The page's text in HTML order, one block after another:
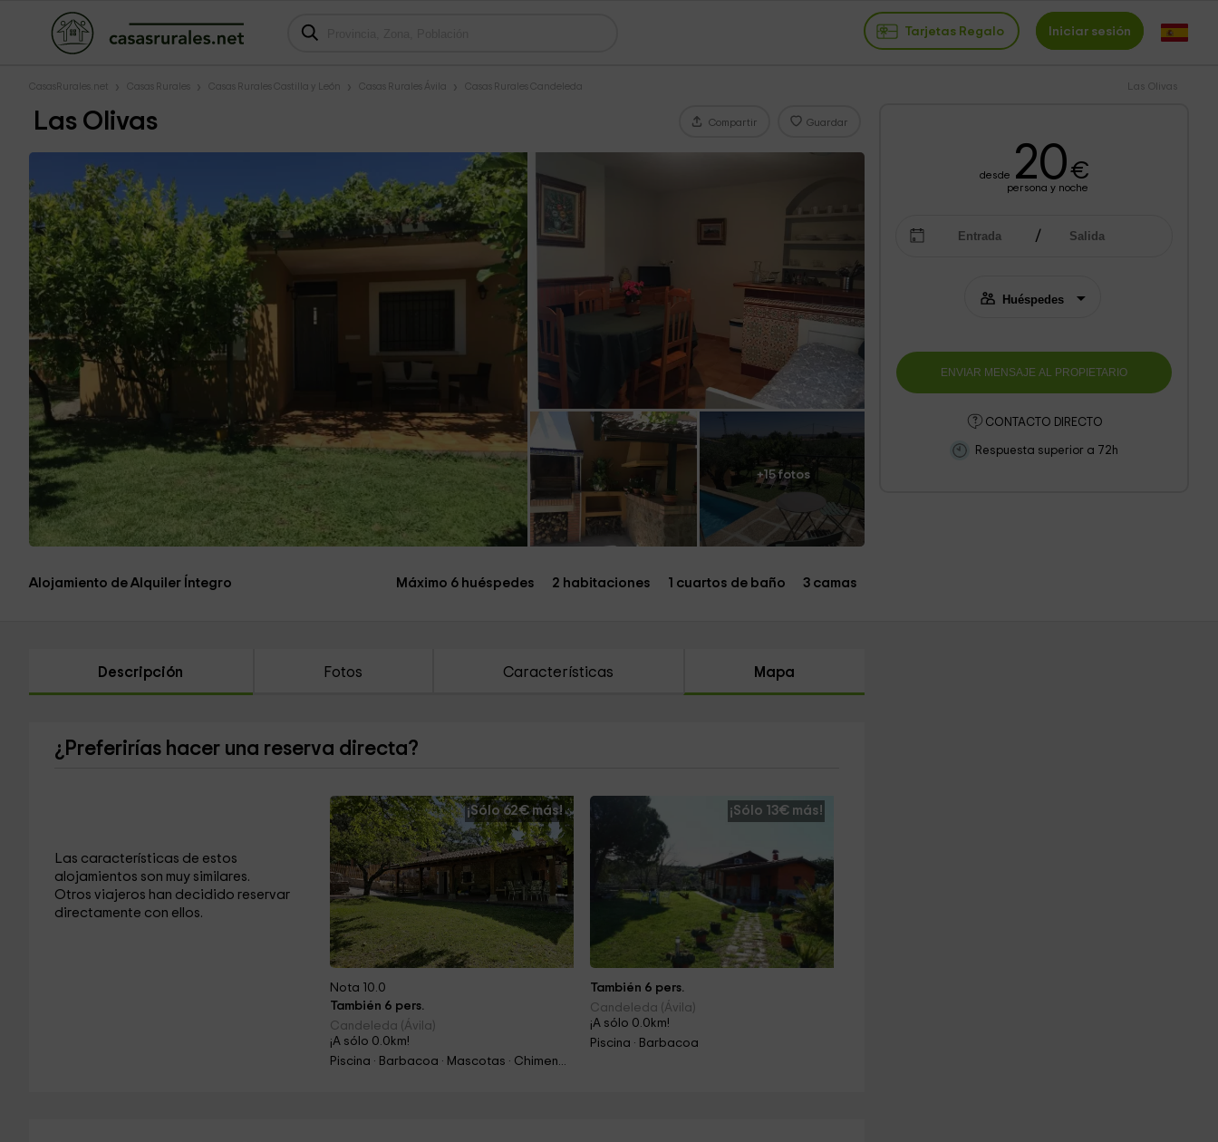
Tarjetas Regalo Iniciar sesión
CasasRurales.net Casas Rurales Casas Rurales Castilla y León Casas Rurales Ávila Casas Rurales Candeleda Las Olivas
Las Olivas Compartir Guardar
+15 fotos
desde 20€
persona y noche
CONTACTO DIRECTO
Respuesta superior a 72h
Alojamiento de Alquiler Íntegro Máximo 6 huéspedes 2 habitaciones 1 cuartos de baño 3 camas
Descripción Fotos Características Mapa
¿Preferirías hacer una reserva directa?
Las características de estos
alojamientos son muy similares.
Otros viajeros han decidido reservar
directamente con ellos.
¡Sólo 62€ más!
Nota 10.0
También 6 pers.
Candeleda (Ávila)
¡A sólo 0.0km!
Piscina · Barbacoa · Mascotas · Chimenea
¡Sólo 13€ más!
También 6 pers.
Candeleda (Ávila)
¡A sólo 0.0km!
Piscina · Barbacoa